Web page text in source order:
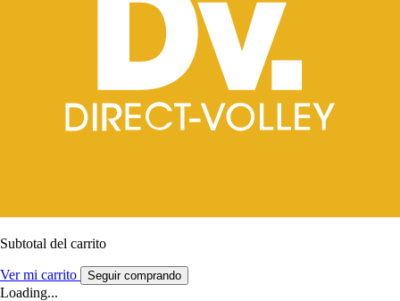
Subtotal del carrito
Ver mi carrito Seguir comprando
Loading...